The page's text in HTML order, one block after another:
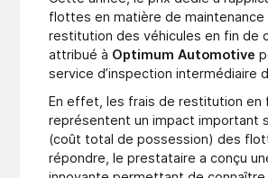
flottes en matière de maintenance
restitution des véhicules en fin de
attribué à Optimum Automotive
service d’inspection intermédiaire
En effet, les frais de restitution en
représentent un impact important
(coût total de possession) des
répondre, le prestataire a conçu